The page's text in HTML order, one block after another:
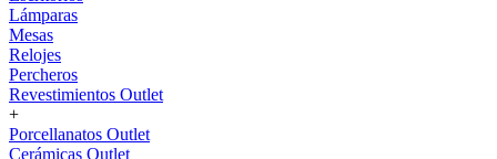
Lámparas
Mesas
Relojes
Percheros
Revestimientos Outlet
+
Porcellanatos Outlet
Cerámicas Outlet